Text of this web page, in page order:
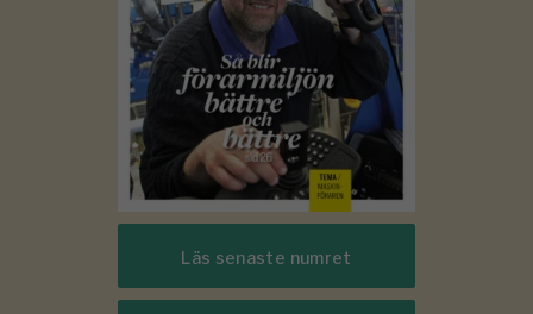
Läs senaste numret